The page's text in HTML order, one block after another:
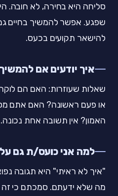
סליחה היא בחירה, לא חובה.
שפגע. אפשר להמשיך בחיים
להישאר תקועים בכעס.
איך יודעים אם
שאלות שעוזרות: האם הם
או פעם ראשונה? האם אתם
האמון? אין תשובה אחת נכונה.
למה אני כועס/ת גם
"איך לא ראיתי" היא תגובה
מה שלא ידעתם. סמכתם כי זה